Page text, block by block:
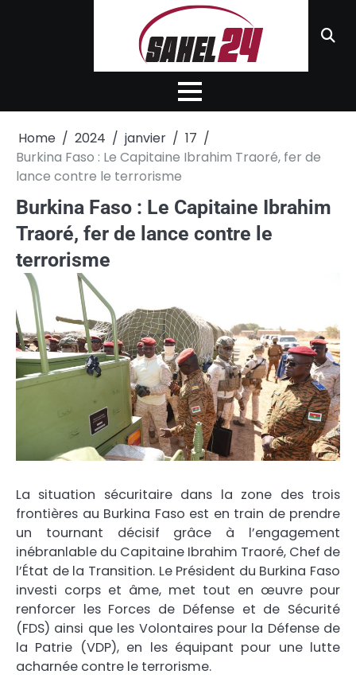
Home 2024 janvier
17
Burkina Faso : Le Capitaine Ibrahim Traoré, fer de
lance contre le terrorisme
Burkina Faso : Le Capitaine Ibrahim
Traoré, fer de lance contre le
terrorisme
La situation sécuritaire dans la zone des trois
frontières au Burkina Faso est en train de prendre
un tournant décisif grâce à l’engagement
inébranlable du Capitaine Ibrahim Traoré, Chef de
l’État de la Transition. Le Président du Burkina Faso
investi corps et âme, met tout en œuvre pour
renforcer les Forces de Défense et de Sécurité
(FDS) ainsi que les Volontaires pour la Défense de
la Patrie (VDP), en les équipant pour une lutte
acharnée contre le terrorisme.